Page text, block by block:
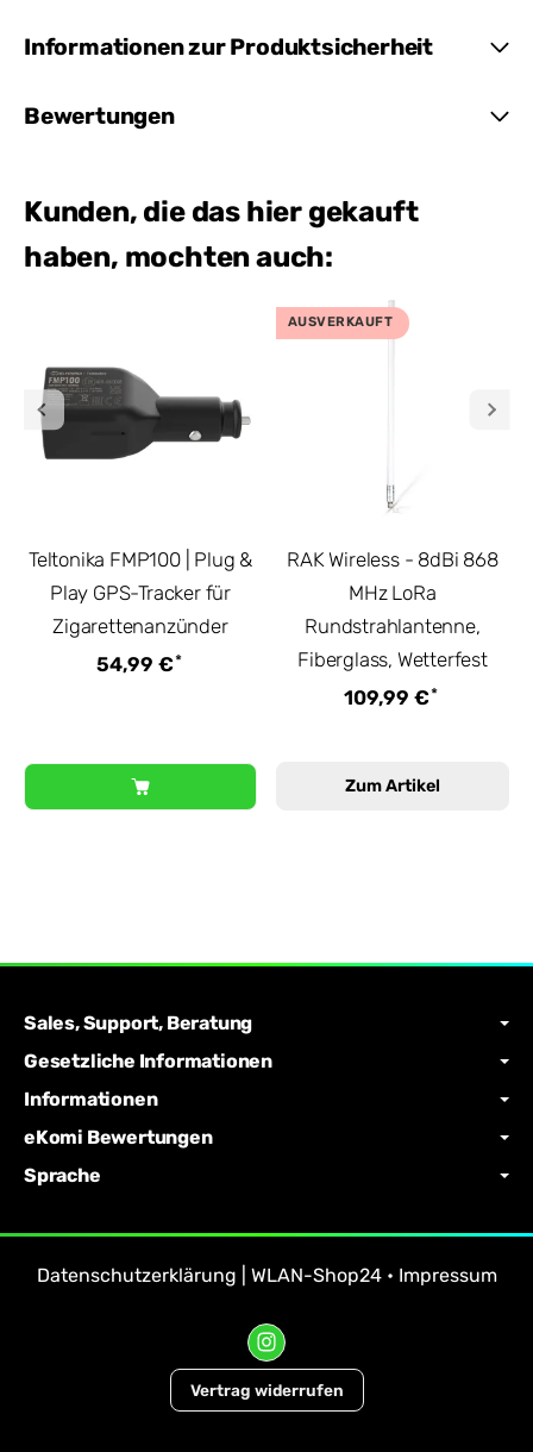
Informationen zur Produktsicherheit
Bewertungen
Kunden, die das hier gekauft
haben, mochten auch:
Teltonika FMP100 | Plug &
Play GPS-Tracker für
Zigarettenanzünder
54,99 €*
AUSVERKAUFT
RAK Wireless - 8dBi 868
MHz LoRa
Rundstrahlantenne,
Fiberglass, Wetterfest
109,99 €*
Zum Artikel
Sales, Support, Beratung
Gesetzliche Informationen
Informationen
eKomi Bewertungen
Sprache
Datenschutzerklärung | WLAN-Shop24 • Impressum
Vertrag widerrufen